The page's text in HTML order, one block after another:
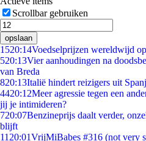
Scrollbar gebruiken
opslaan
1520:14Voedselprijzen wereldwijd
520:13Vier aanhoudingen na
van Breda
820:13Italië hindert reizigers uit
4420:12Meer agressie tegen een
jij je intimideren?
720:07Benzineprijs daalt verder,
blijft
11 20:01VrijMiBabes #316 (not very